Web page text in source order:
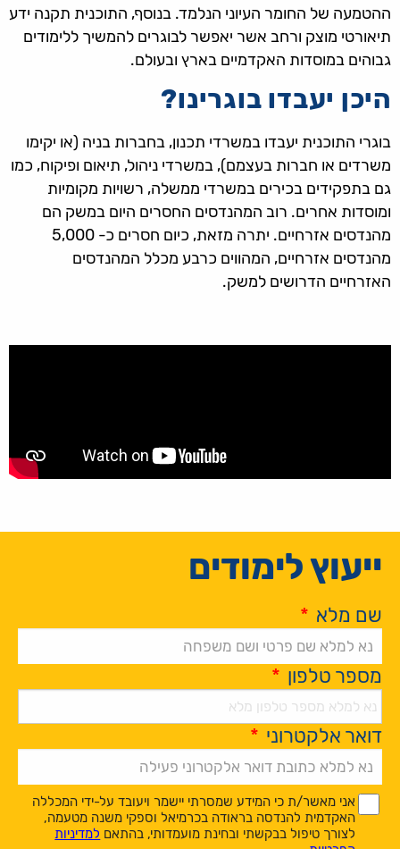
ההטמעה של החומר העיוני הנלמד. בנוסף, התוכנית תקנה ידע
תיאורטי מוצק ורחב אשר יאפשר לבוגרים להמשיך ללימודים
גבוהים במוסדות האקדמיים בארץ ובעולם.
היכן יעבדו בוגרינו?
בוגרי התוכנית יעבדו במשרדי תכנון, בחברות בניה (או יקימו
משרדים או חברות בעצמם), במשרדי ניהול, תיאום ופיקוח, כמו
גם בתפקידים בכירים במשרדי ממשלה, רשויות מקומיות
ומוסדות אחרים. רוב המהנדסים החסרים היום במשק הם
מהנדסים אזרחיים. יתרה מזאת, כיום חסרים כ- 5,000
מהנדסים אזרחיים, המהווים כרבע מכלל המהנדסים
האזרחיים הדרושים למשק.
ייעוץ לימודים
שם מלא *
מספר טלפון *
דואר אלקטרוני *
*
*
אני מאשר/ת כי המידע שמסרתי יישמר ויעובד על-ידי המכללה
האקדמית להנדסה בראודה בכרמיאל וספקי משנה מטעמה,
לצורך טיפול בבקשתי ובחינת מועמדותי, בהתאם למדיניות
Alternative: